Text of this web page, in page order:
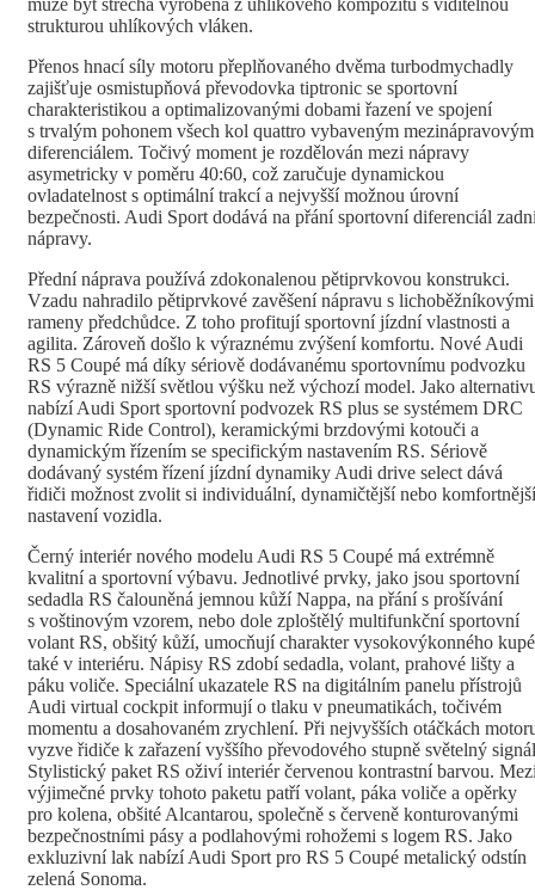
strukturou uhlíkových vláken.
Přenos hnací síly motoru přeplňovaného dvěma turbodmychadly
zajišťuje osmistupňová převodovka tiptronic se sportovní
charakteristikou a optimalizovanými dobami řazení ve spojení
s trvalým pohonem všech kol quattro vybaveným mezinápravovým
diferenciálem. Točivý moment je rozdělován mezi nápravy
asymetricky v poměru 40:60, což zaručuje dynamickou
ovladatelnost s optimální trakcí a nejvyšší možnou úrovní
bezpečnosti. Audi Sport dodává na přání sportovní diferenciál
nápravy.
Přední náprava používá zdokonalenou pětiprvkovou konstrukci.
Vzadu nahradilo pětiprvkové zavěšení nápravu s lichoběžníkovými
rameny předchůdce. Z toho profitují sportovní jízdní vlastnosti a
agilita. Zároveň došlo k výraznému zvýšení komfortu. Nové Audi
RS 5 Coupé má díky sériově dodávanému sportovnímu podvozku
RS výrazně nižší světlou výšku než výchozí model. Jako
nabízí Audi Sport sportovní podvozek RS plus se systémem DRC
(Dynamic Ride Control), keramickými brzdovými kotouči a
dynamickým řízením se specifickým nastavením RS. Sériově
dodávaný systém řízení jízdní dynamiky Audi drive select dává
řidiči možnost zvolit si individuální, dynamičtější nebo komfortnější
nastavení vozidla.
Černý interiér nového modelu Audi RS 5 Coupé má extrémně
kvalitní a sportovní výbavu. Jednotlivé prvky, jako jsou sportovní
sedadla RS čalouněná jemnou kůží Nappa, na přání s prošívání
s voštinovým vzorem, nebo dole zploštělý multifunkční sportovní
volant RS, obšitý kůží, umocňují charakter vysokovýkonného kupé
také v interiéru. Nápisy RS zdobí sedadla, volant, prahové lišty a
páku voliče. Speciální ukazatele RS na digitálním panelu přístrojů
Audi virtual cockpit informují o tlaku v pneumatikách, točivém
momentu a dosahovaném zrychlení. Při nejvyšších otáčkách
vyzve řidiče k zařazení vyššího převodového stupně světelný
Stylistický paket RS oživí interiér červenou kontrastní barvou.
výjimečné prvky tohoto paketu patří volant, páka voliče a opěrky
pro kolena, obšité Alcantarou, společně s červeně konturovanými
bezpečnostními pásy a podlahovými rohožemi s logem RS. Jako
exkluzivní lak nabízí Audi Sport pro RS 5 Coupé metalický odstín
zelená Sonoma.